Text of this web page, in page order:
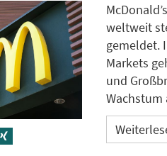
weltweit
gemeldet.
Markets
und